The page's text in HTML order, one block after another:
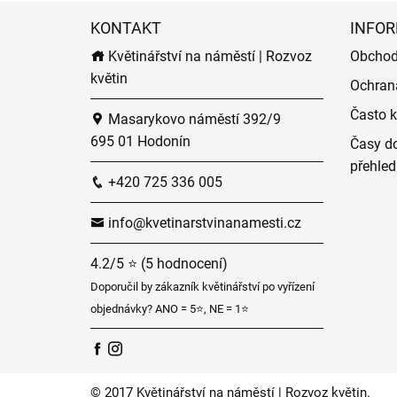
KONTAKT
Květinářství na náměstí | Rozvoz
květin
Masarykovo náměstí 392/9
695 01 Hodonín
+420 725 336 005
info@kvetinarstvinanamesti.cz
4.2/5 ⭐ (5 hodnocení)
Doporučil by zákazník květinářství po vyřízení
objednávky? ANO = 5⭐, NE = 1⭐
Často
Časy
© 2017 Květinářství na náměstí | Rozvoz květin.